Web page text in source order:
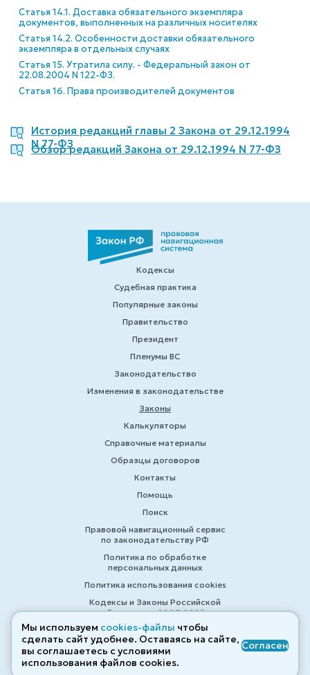
Статья 14.1. Доставка обязательного экземпляра
документов, выполненных на различных носителях
Статья 14.2. Особенности доставки обязательного
экземпляра в отдельных случаях
Статья 15. Утратила силу. - Федеральный закон от
22.08.2004 N 122-ФЗ.
Статья 16. Права производителей документов
История редакций главы 2 Закона от 29.12.1994
N 77-ФЗ
Обзор редакций Закона от 29.12.1994 N 77-ФЗ
Кодексы
Судебная практика
Популярные законы
Правительство
Президент
Пленумы ВС
Законодательство
Изменения в законодательстве
Законы
Калькуляторы
Справочные материалы
Образцы договоров
Контакты
Помощь
Поиск
Правовой навигационный сервис
по законодательству РФ
Политика по обработке
персональных данных
Политика использования cookies
Кодексы и Законы Российской
Федерации 2007-2026
© ZAKONRF.INFO
Мы используем cookies-файлы чтобы
сделать сайт удобнее. Оставаясь на сайте,
вы соглашаетесь с условиями
использования файлов cооkies.
Согласен